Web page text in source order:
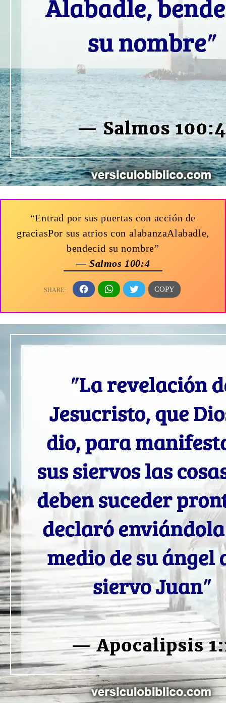
“Entrad por sus puertas con acción de
graciasPor sus atrios con alabanzaAlabadle,
bendecid su nombre”
— Salmos 100:4